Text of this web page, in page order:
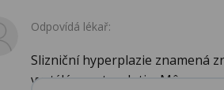
Odpovídá lékař:
Slizniční hyperplazie znamená
vystýlá prostor dutin. Mô...